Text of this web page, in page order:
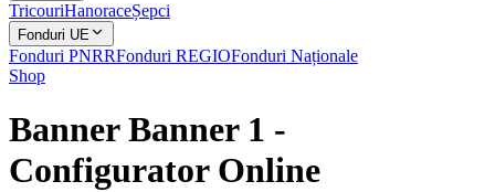
TricouriHanoraceȘepci
Fonduri UE
Fonduri PNRRFonduri REGIOFonduri Naționale
Shop
Banner Banner 1 -
Configurator Online